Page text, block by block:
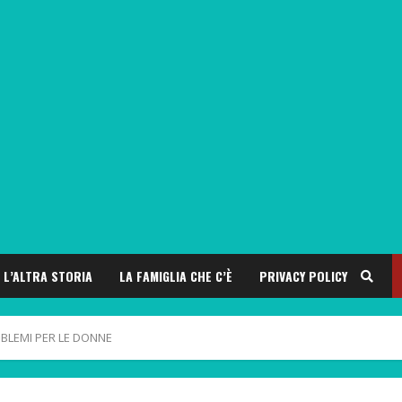
L’ALTRA STORIA LA FAMIGLIA CHE C’È PRIVACY POLICY
PER LE DONNE